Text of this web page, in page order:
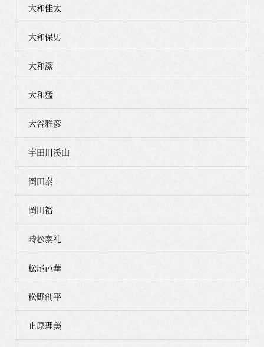
大和佳太
大和保男
大和潔
大和猛
大谷雅彦
宇田川渓山
岡田泰
岡田裕
時松泰礼
松尾邑華
松野創平
止原理美